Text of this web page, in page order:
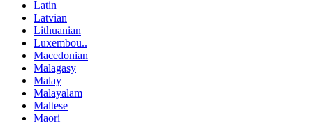
Latin
Latvian
Lithuanian
Luxembou..
Macedonian
Malagasy
Malay
Malayalam
Maltese
Maori